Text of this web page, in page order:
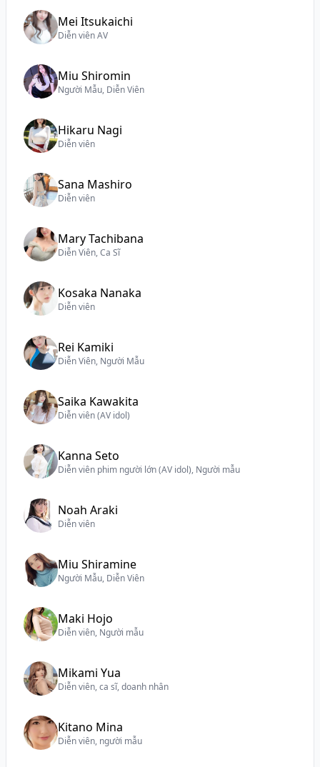
Mei Itsukaichi
Diễn viên AV
Miu Shiromin
Người Mẫu, Diễn Viên
Hikaru Nagi
Diễn viên
Sana Mashiro
Diễn viên
Mary Tachibana
Diễn Viên, Ca Sĩ
Kosaka Nanaka
Diễn viên
Rei Kamiki
Diễn Viên, Người Mẫu
Saika Kawakita
Diễn viên (AV idol)
Kanna Seto
Diễn viên phim người lớn (AV idol), Người mẫu
Noah Araki
Diễn viên
Miu Shiramine
Người Mẫu, Diễn Viên
Maki Hojo
Diễn viên, Người mẫu
Mikami Yua
Diễn viên, ca sĩ, doanh nhân
Kitano Mina
Diễn viên, người mẫu